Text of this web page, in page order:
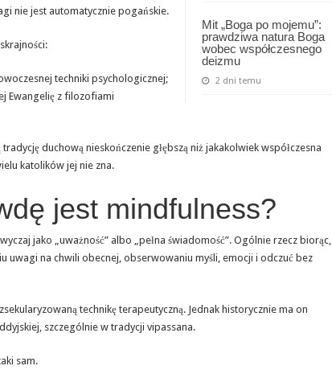
Mit „Boga po mojemu”:
prawdziwa natura Boga
wobec współczesnego
deizmu
2 dni temu
nie jest automatycznie pogańskie.
techniki psychologicznej;
Ewangelię z filozofiami
duchową nieskończenie głębszą niż jakakolwiek współczesna
katolików jej nie zna.
jest mindfulness?
jako „uważność” albo „pełna świadomość”. Ogólnie rzecz biorąc,
uwagi na chwili obecnej, obserwowaniu myśli, emocji i odczuć bez
technikę terapeutyczną. Jednak historycznie ma on
szczególnie w tradycji vipassana.
sam.